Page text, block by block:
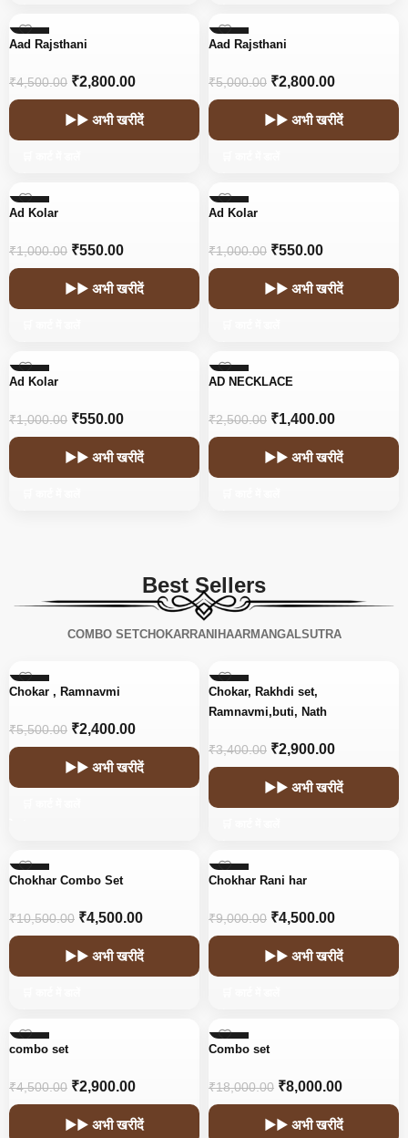
-38%
Aad Rajsthani
₹4,500.00 ₹2,800.00
▶▶ अभी खरीदें
-44%
Aad Rajsthani
₹5,000.00 ₹2,800.00
▶▶ अभी खरीदें
-45%
Ad Kolar
₹1,000.00 ₹550.00
▶▶ अभी खरीदें
-45%
Ad Kolar
₹1,000.00 ₹550.00
▶▶ अभी खरीदें
-45%
Ad Kolar
₹1,000.00 ₹550.00
▶▶ अभी खरीदें
-44%
AD NECKLACE
₹2,500.00 ₹1,400.00
▶▶ अभी खरीदें
Best Sellers
COMBO SETCHOKARRANIHAARMANGALSUTRA
-56%
Chokar , Ramnavmi
₹5,500.00 ₹2,400.00
▶▶ अभी खरीदें
-15%
Chokar, Rakhdi set,
Ramnavmi,buti, Nath
₹3,400.00 ₹2,900.00
▶▶ अभी खरीदें
-57%
Chokhar Combo Set
₹10,500.00 ₹4,500.00
▶▶ अभी खरीदें
-50%
Chokhar Rani har
₹9,000.00 ₹4,500.00
▶▶ अभी खरीदें
-36%
combo set
₹4,500.00 ₹2,900.00
▶▶ अभी खरीदें
-56%
Combo set
₹18,000.00 ₹8,000.00
▶▶ अभी खरीदें